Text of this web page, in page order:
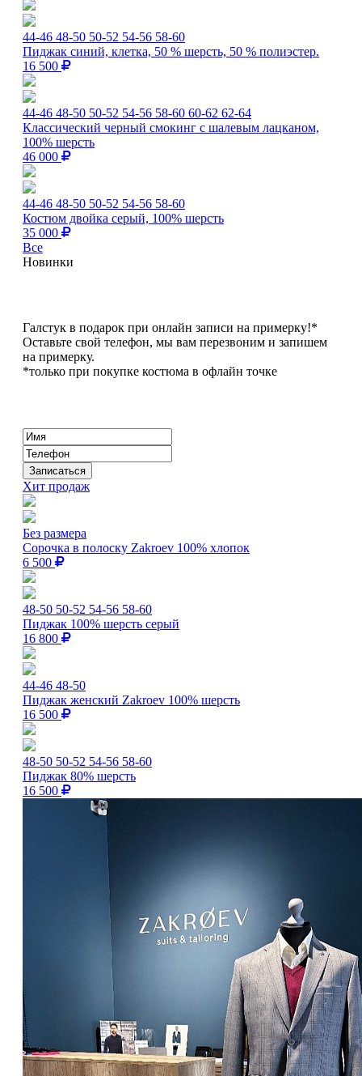
44-46 48-50 50-52 54-56 58-60
Пиджак синий, клетка, 50 % шерсть, 50 % полиэстер.
16 500
44-46 48-50 50-52 54-56 58-60 60-62 62-64
Классический черный смокинг с шалевым лацканом,
100% шерсть
46 000
44-46 48-50 50-52 54-56 58-60
Костюм двойка серый, 100% шерсть
35 000
Все
Новинки
Галстук в подарок при онлайн записи на примерку!*
Оставьте свой телефон, мы вам перезвоним и запишем
на примерку.
*только при покупке костюма в офлайн точке
Хит продаж
Без размера
Сорочка в полоску Zakroev 100% хлопок
6 500
48-50 50-52 54-56 58-60
Пиджак 100% шерсть серый
16 800
44-46 48-50
Пиджак женский Zakroev 100% шерсть
16 500
48-50 50-52 54-56 58-60
Пиджак 80% шерсть
16 500